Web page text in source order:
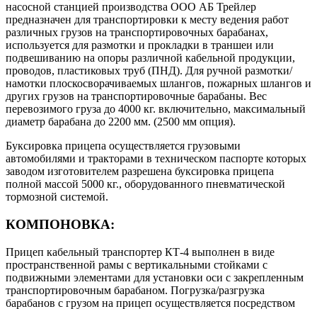
насосной станцией производства ООО АБ Трейлер
предназначен для транспортировки к месту ведения работ
различных грузов на транспортировочных барабанах,
используется для размотки и прокладки в траншеи или
подвешиванию на опоры различной кабельной продукции,
проводов, пластиковых труб (ПНД). Для ручной размотки/
намотки плоскосворачиваемых шлангов, пожарных шлангов и
других грузов на транспортировочные барабаны. Вес
перевозимого груза до 4000 кг. включительно, максимальный
диаметр барабана до 2200 мм. (2500 мм опция).
Буксировка прицепа осуществляется грузовыми
автомобилями и тракторами в техническом паспорте которых
заводом изготовителем разрешена буксировка прицепа
полной массой 5000 кг., оборудованного пневматической
тормозной системой.
КОМПОНОВКА:
Прицеп кабельный транспортер КТ-4 выполнен в виде
пространственной рамы с вертикальными стойками с
подвижными элементами для установки оси с закрепленным
транспортировочным барабаном. Погрузка/разгрузка
барабанов с грузом на прицеп осуществляется посредством